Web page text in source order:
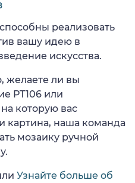
реализовать
вашу идею в
искусства.
желаете ли вы
PT106 или
которую вас
картина, наша команда
мозаику ручной
Узнайте больше об